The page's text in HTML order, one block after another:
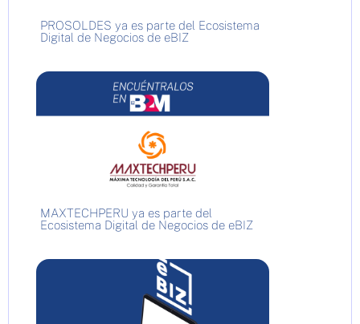
PROSOLDES ya es parte del Ecosistema
Digital de Negocios de eBIZ
MAXTECHPERU ya es parte del
Ecosistema Digital de Negocios de eBIZ